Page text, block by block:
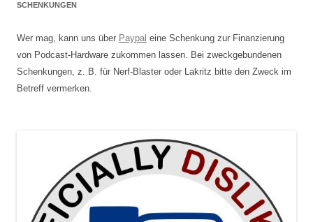
SCHENKUNGEN
Wer mag, kann uns über Paypal eine Schenkung zur Finanzierung
von Podcast-Hardware zukommen lassen. Bei zweckgebundenen
Schenkungen, z. B. für Nerf-Blaster oder Lakritz bitte den Zweck im
Betreff vermerken.